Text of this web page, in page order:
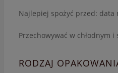
Najlepiej spożyć przed: data
Przechowywać w chłodnym
RODZAJ